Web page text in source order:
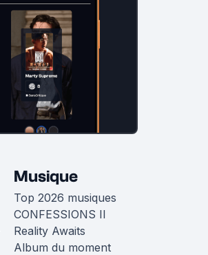
Musique
Top 2026 musiques
CONFESSIONS II
Reality Awaits
Album du moment